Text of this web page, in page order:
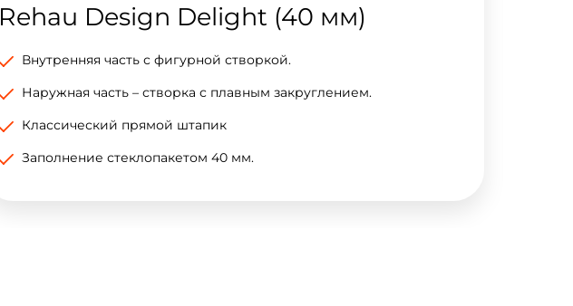
Rehau Design Delight (40 мм)
Внутренняя часть с фигурной створкой.
Наружная часть – створка с плавным закруглением.
Классический прямой штапик
Заполнение стеклопакетом 40 мм.